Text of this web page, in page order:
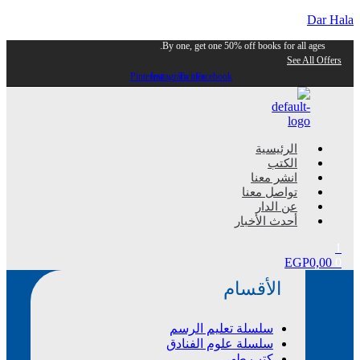
Dar Hala
By one, get one 50% off books for all ages.
See All Offers
Facebook
Twitter
Instagram
Pinterest
الرئيسية
الكتب
انشر معنا
تواصل معنا
عن الدار
أحدث الأخبار
EGP0,00
الأقسام
سلسلة تعليم الرسم
سلسلة علوم الفنادق